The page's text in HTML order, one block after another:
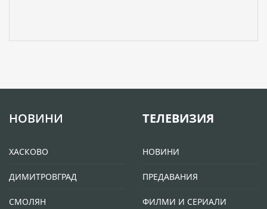
НОВИНИ
ХАСКОВО
ДИМИТРОВГРАД
СМОЛЯН
ТЕЛЕВИЗИЯ
НОВИНИ
ПРЕДАВАНИЯ
ФИЛМИ И СЕРИАЛИ